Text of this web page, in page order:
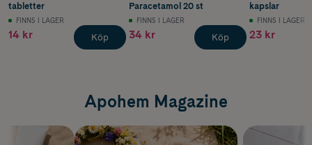
tabletter
FINNS I LAGER
14 kr Köp
Paracetamol 20 st
FINNS I LAGER
34 kr Köp
kapslar
FINNS I LAGER
23 kr
Apohem Magazine